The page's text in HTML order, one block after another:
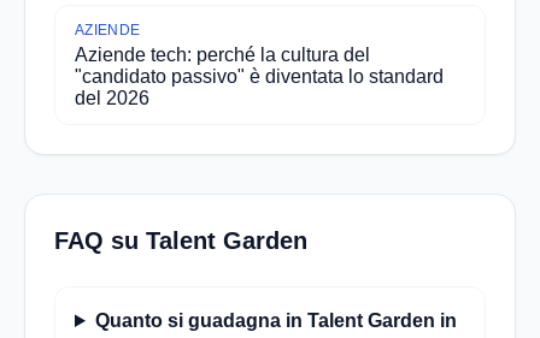
AZIENDE
Aziende tech: perché la cultura del
"candidato passivo" è diventata lo standard
del 2026
FAQ su Talent Garden
Quanto si guadagna in Talent Garden in